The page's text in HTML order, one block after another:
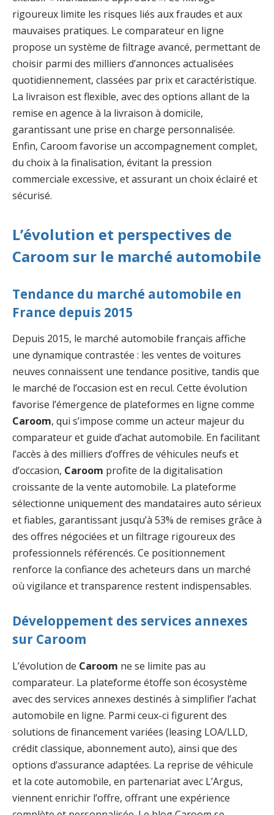
rigoureux limite les risques liés aux fraudes et aux
mauvaises pratiques. Le comparateur en ligne
propose un système de filtrage avancé, permettant de
choisir parmi des milliers d’annonces actualisées
quotidiennement, classées par prix et caractéristique.
La livraison est flexible, avec des options allant de la
remise en agence à la livraison à domicile,
garantissant une prise en charge personnalisée.
Enfin, Caroom favorise un accompagnement complet,
du choix à la finalisation, évitant la pression
commerciale excessive, et assurant un choix éclairé et
sécurisé.
L’évolution et perspectives de
Caroom sur le marché automobile
Tendance du marché automobile en
France depuis 2015
Depuis 2015, le marché automobile français affiche
une dynamique contrastée : les ventes de voitures
neuves connaissent une tendance positive, tandis que
le marché de l’occasion est en recul. Cette évolution
favorise l’émergence de plateformes en ligne comme
Caroom, qui s’impose comme un acteur majeur du
comparateur et guide d’achat automobile. En facilitant
l’accès à des milliers d’offres de véhicules neufs et
d’occasion, Caroom profite de la digitalisation
croissante de la vente automobile. La plateforme
sélectionne uniquement des mandataires auto sérieux
et fiables, garantissant jusqu’à 53% de remises grâce à
des offres négociées et un filtrage rigoureux des
professionnels référencés. Ce positionnement
renforce la confiance des acheteurs dans un marché
où vigilance et transparence restent indispensables.
Développement des services annexes
sur Caroom
L’évolution de Caroom ne se limite pas au
comparateur. La plateforme étoffe son écosystème
avec des services annexes destinés à simplifier l’achat
automobile en ligne. Parmi ceux-ci figurent des
solutions de financement variées (leasing LOA/LLD,
crédit classique, abonnement auto), ainsi que des
options d’assurance adaptées. La reprise de véhicule
et la cote automobile, en partenariat avec L’Argus,
viennent enrichir l’offre, offrant une expérience